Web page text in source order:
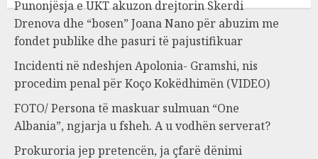
Punonjësja e UKT akuzon drejtorin Skerdi
Drenova dhe “bosen” Joana Nano për abuzim me
fondet publike dhe pasuri të pajustifikuar
Incidenti në ndeshjen Apolonia- Gramshi, nis
procedim penal për Koço Kokëdhimën (VIDEO)
FOTO/ Persona të maskuar sulmuan “One
Albania”, ngjarja u fsheh. A u vodhën serverat?
Prokuroria jep pretencën, ja çfarë dënimi